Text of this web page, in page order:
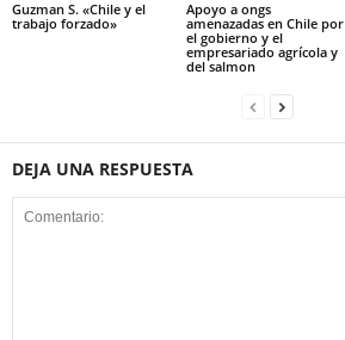
Guzman S. «Chile y el
trabajo forzado»
Apoyo a ongs
amenazadas en Chile por
el gobierno y el
empresariado agrícola y
del salmon
DEJA UNA RESPUESTA